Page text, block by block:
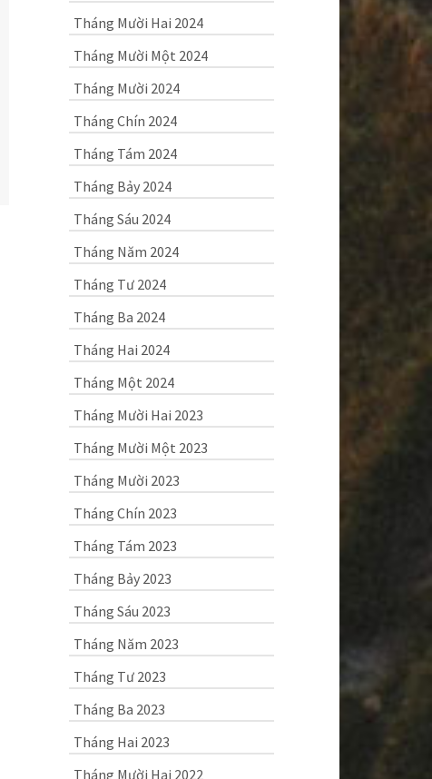
Tháng Mười Hai 2024
Tháng Mười Một 2024
Tháng Mười 2024
Tháng Chín 2024
Tháng Tám 2024
Tháng Bảy 2024
Tháng Sáu 2024
Tháng Năm 2024
Tháng Tư 2024
Tháng Ba 2024
Tháng Hai 2024
Tháng Một 2024
Tháng Mười Hai 2023
Tháng Mười Một 2023
Tháng Mười 2023
Tháng Chín 2023
Tháng Tám 2023
Tháng Bảy 2023
Tháng Sáu 2023
Tháng Năm 2023
Tháng Tư 2023
Tháng Ba 2023
Tháng Hai 2023
Tháng Mười Hai 2022